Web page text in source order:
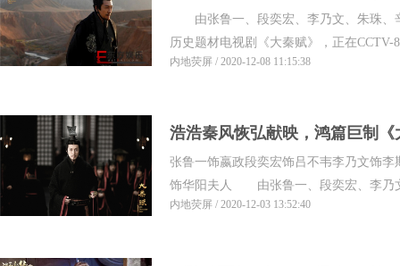
由张鲁一、段奕宏、李乃文、朱珠、
历史题材电视剧《大秦赋》，正在CCTV-
内地荧屏 / 2020-12-08 11:15:38
浩浩秦风恢弘献映，鸿篇巨制
张鲁一饰嬴政段奕宏饰吕不韦李乃文饰
饰华阳夫人 由张鲁一、段奕宏、李乃
内地荧屏 / 2020-12-03 13:52:40